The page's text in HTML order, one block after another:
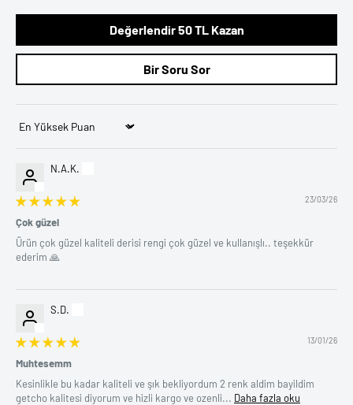
tarafından belirlenmiştir.Değerlendir 50 TL Kazan
Bir Soru Sor
Sort by
N.A.K.
23/03/26
Çok güzel
Ürün çok güzel kaliteli derisi rengi çok güzel ve kullanışlı.. teşekkür
ederim 🙏
S.D.
13/01/26
Muhtesemm
Kesinlikle bu kadar kaliteli ve şık bekliyordum 2 renk aldim bayildim
getcho kalitesi diyorum ve hizli kargo ve ozenli... Daha fazla oku